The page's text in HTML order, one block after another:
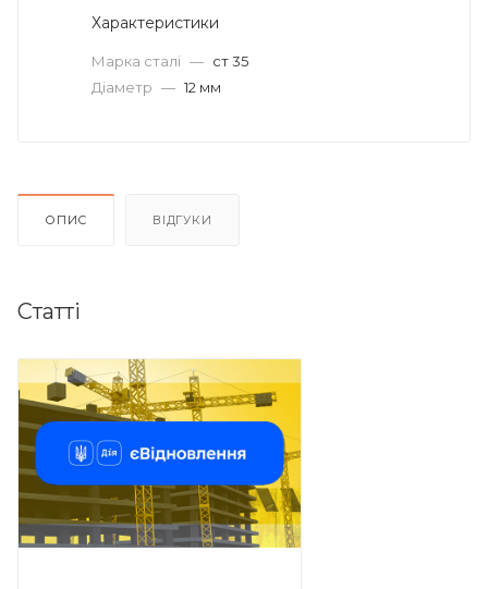
Характеристики
Марка сталі — ст 35
Діаметр — 12 мм
ОПИС ВІДГУКИ
Статті